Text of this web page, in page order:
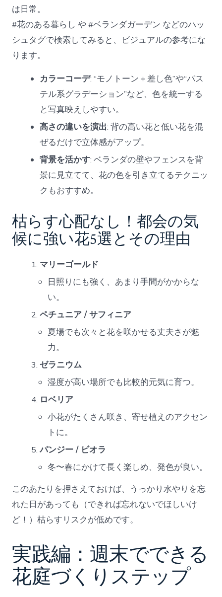
は日常。
#花のある暮らし や #ベランダガーデン などのハッ
シュタグで検索してみると、ビジュアルの参考にな
ります。
カラーコーデ: “モノトーン＋差し色”や“パス
テル系グラデーション”など、色を統一する
と写真映えしやすい。
高さの違いを演出: 背の高い花と低い花を混
ぜるだけで立体感がアップ。
背景を活かす: ベランダの壁やフェンスを背
景に見立てて、花の色を引き立てるテクニッ
クもおすすめ。
枯らす心配なし！都会の気
候に強い花5選とその理由
マリーゴールド
日照りにも強く、あまり手間がかからな
い。
ペチュニア / サフィニア
夏場でも次々と花を咲かせる丈夫さが魅
力。
ゼラニウム
湿度が高い場所でも比較的元気に育つ。
ロベリア
小花がたくさん咲き、寄せ植えのアクセン
トに。
パンジー / ビオラ
冬〜春にかけて長く楽しめ、発色が良い。
このあたりを押さえておけば、うっかり水やりを忘
れた日があっても（できれば忘れないでほしいけ
ど！）枯らすリスクが低めです。
実践編：週末でできる
花庭づくりステップ